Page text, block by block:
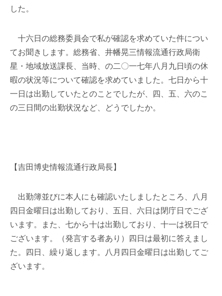
した。
十六日の総務委員会で私が確認を求めていた件につい
てお聞きします。総務省、井幡晃三情報流通行政局衛
星・地域放送課長、当時、の二〇一七年八月九日頃の休
暇の状況等について確認を求めていました。七日から十
一日は出勤していたとのことでしたが、四、五、六のこ
の三日間の出勤状況など、どうでしたか。
【吉田博史情報流通行政局長】
出勤簿並びに本人にも確認いたしましたところ、八月
四日金曜日は出勤しており、五日、六日は閉庁日でござ
います。また、七から十は出勤しており、十一は祝日で
ございます。（発言する者あり）四日は最初に答えまし
た。四日、繰り返します。八月四日金曜日は出勤してご
ざいます。